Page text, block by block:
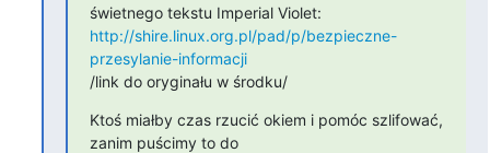
http://shire.linux.org.pl/pad/p/bezpieczne-
przesylanie-informacji
/link do oryginału w środku/
Ktoś miałby czas rzucić okiem i pomóc szlifować,
zanim puścimy to do